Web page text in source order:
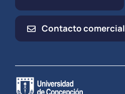
Contacto comercial